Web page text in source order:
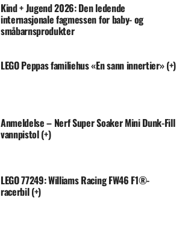
Kind + Jugend 2026: Den ledende
internasjonale fagmessen for baby- og
småbarnsprodukter
LEGO Peppas familiehus «En sann innertier» (+)
Anmeldelse – Nerf Super Soaker Mini Dunk-Fill
vannpistol (+)
LEGO 77249: Williams Racing FW46 F1®-
racerbil (+)